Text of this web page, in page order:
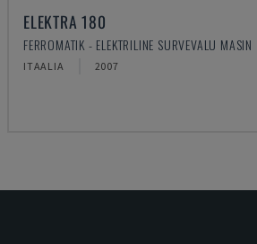
ELEKTRA 180
FERROMATIK - ELEKTRILINE SURVEVALU MASIN
ITAALIA 2007